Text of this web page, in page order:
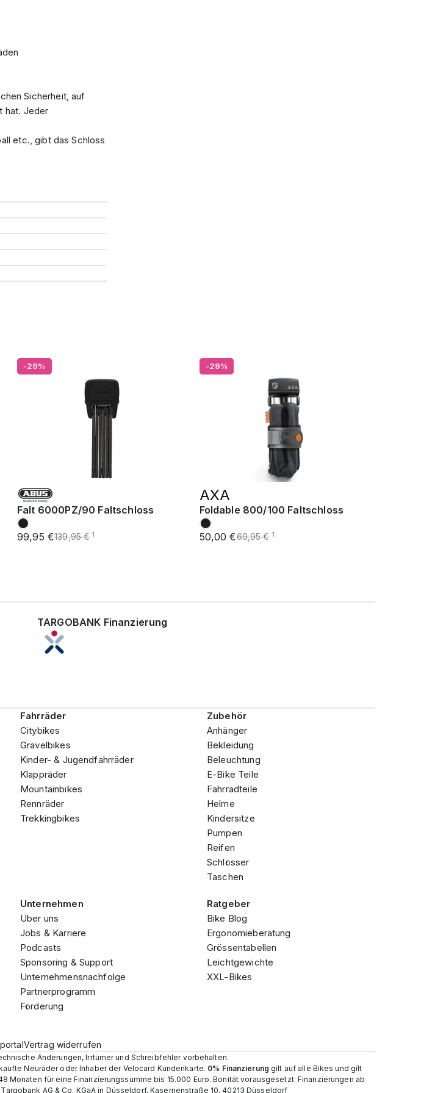
Sicherheit, auf
hat. Jeder
etc., gibt das Schloss
-29%
Falt 6000PZ/90 Faltschloss
99,95 €139,95 € 1
-29%
AXA
Foldable 800/100 Faltschloss
50,00 €69,95 € 1
TARGOBANK Finanzierung
Fahrräder
Citybikes
Gravelbikes
Kinder- & Jugendfahrräder
Klappräder
Mountainbikes
Rennräder
Trekkingbikes
Zubehör
Anhänger
Bekleidung
Beleuchtung
E-Bike Teile
Fahrradteile
Helme
Kindersitze
Pumpen
Reifen
Schlösser
Taschen
Unternehmen
Über uns
Jobs & Karriere
Podcasts
Sponsoring & Support
Unternehmensnachfolge
Partnerprogramm
Förderung
Ratgeber
Bike Blog
Ergonomieberatung
Grössentabellen
Leichtgewichte
XXL-Bikes
Vertrag widerrufen
Änderungen, Irrtümer und Schreibfehler vorbehalten.
Neuräder oder Inhaber der Velocard Kundenkarte. 0% Finanzierung gilt auf alle Bikes und gilt
für eine Finanzierungssumme bis 15.000 Euro. Bonität vorausgesetzt. Finanzierungen ab
AG & Co. KGaA in Düsseldorf, Kasernenstraße 10, 40213 Düsseldorf